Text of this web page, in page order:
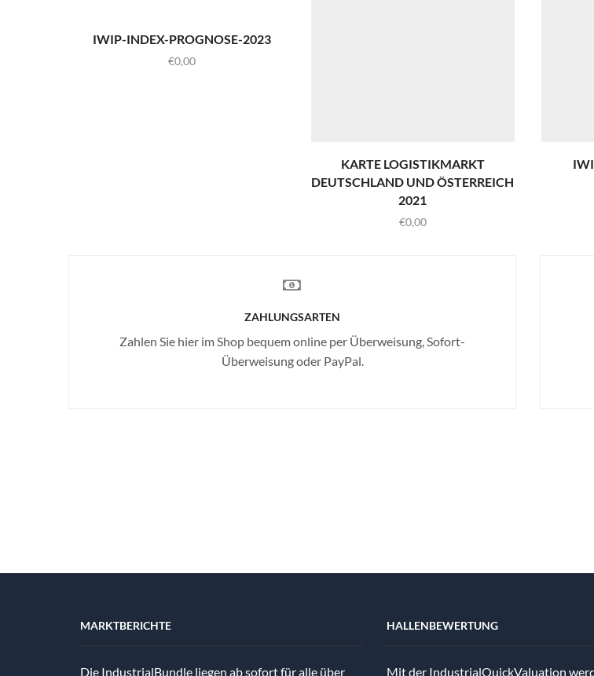
IWIP-INDEX-PROGNOSE-2023
€0,00
KARTE LOGISTIKMARKT
DEUTSCHLAND UND ÖSTERREICH
2021
€0,00
ZAHLUNGSARTEN
Zahlen Sie hier im Shop bequem online per Überweisung, Sofort-
Überweisung oder PayPal.
MARKTBERICHTE
Die IndustrialBundle liegen ab sofort für alle über
HALLENBEWERTUNG
Mit der IndustrialQuickValuation